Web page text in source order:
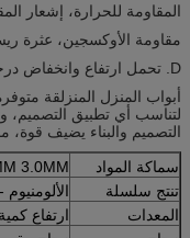
المقاومة للحرارة، إشعار
مقاومة الأوكسجين، عثرة
D. تحمل ارتفاع وانخفاض درجة الحرارة
أبواب المنزل المنزلقة
لتناسب أي تطبيق
التصميم والبناء يضيف قوة،
سماكة المواد
3.0MM-
تنتج سلسلة
الألومنيوم -45/55/65/70/75/80/120 سلسلة
المعدات
ارتفاع